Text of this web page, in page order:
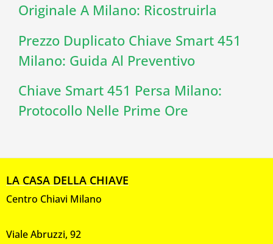
Originale A Milano: Ricostruirla
Prezzo Duplicato Chiave Smart 451
Milano: Guida Al Preventivo
Chiave Smart 451 Persa Milano:
Protocollo Nelle Prime Ore
LA CASA DELLA CHIAVE
Centro Chiavi Milano
Viale Abruzzi, 92